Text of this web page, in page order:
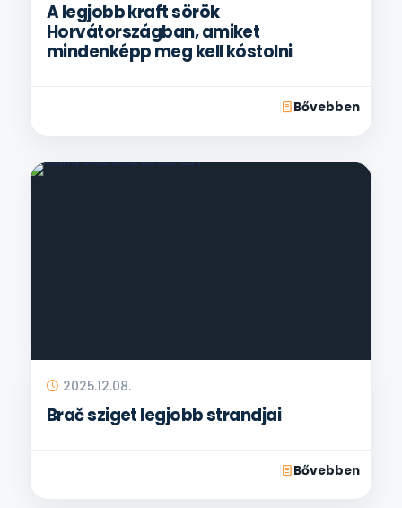
A legjobb kraft sörök
Horvátországban, amiket
mindenképp meg kell kóstolni
Bővebben
2025.12.08.
Brač sziget legjobb strandjai
Bővebben